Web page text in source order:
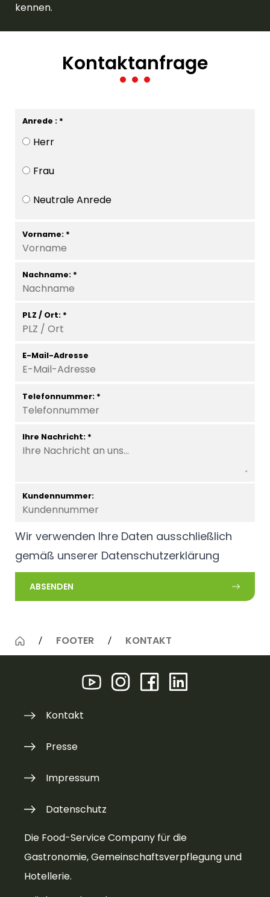
kennen.
Kontaktanfrage
Anrede : *
Herr
Frau
Neutrale Anrede
Vorname: *
Nachname: *
PLZ / Ort: *
E-Mail-Adresse
Telefonnummer: *
Ihre Nachricht: *
Kundennummer:
Wir verwenden Ihre Daten ausschließlich
gemäß unserer Datenschutzerklärung
ABSENDEN
FOOTER KONTAKT
Die Food-Service Company für die
Gastronomie, Gemeinschaftsverpflegung und
Hotellerie.
Kontakt
Presse
Impressum
Datenschutz